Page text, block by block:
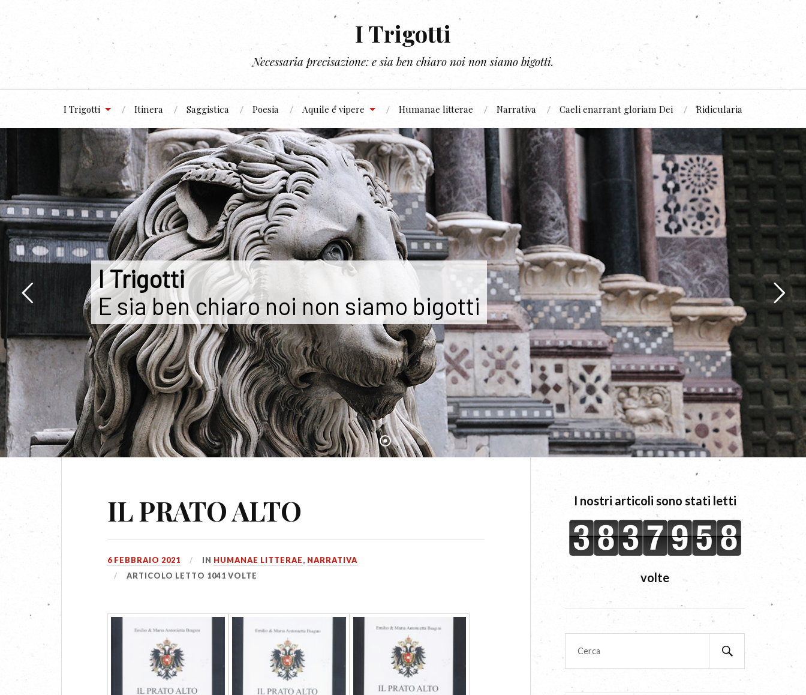
I Trigotti
Necessaria precisazione: e sia ben chiaro noi non siamo bigotti.
I Trigotti Itinera Saggistica Poesia Aquile e vipere Humanae litterae Narrativa Caeli enarrant gloriam Dei Ridicularia
I Trigotti
E sia ben chiaro noi non siamo bigotti
TAG:CRIMINI GIACOBINI
IL PRATO ALTO
6 FEBBRAIO 2021 IN HUMANAE LITTERAE, NARRATIVA
ARTICOLO LETTO 1041 VOLTE
I nostri articoli sono stati letti
volte